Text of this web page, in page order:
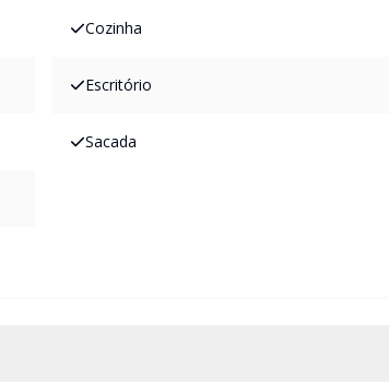
Cozinha
Escritório
Sacada